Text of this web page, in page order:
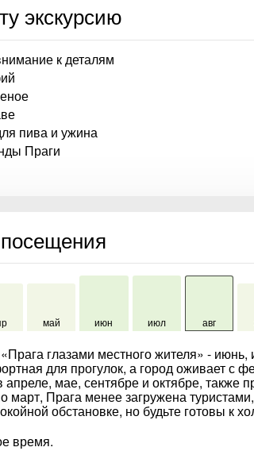
экскурсию
к деталям
пива и ужина
Праги
май июн июл авг
глазами местного жителя» - июнь,
для прогулок, а город оживает с
мае, сентябре и октябре, также
Прага менее загружена
обстановке, но будьте готовы к
время.